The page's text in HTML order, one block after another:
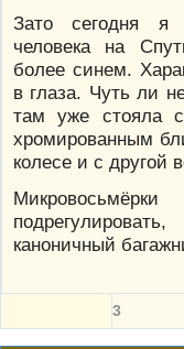
Зато сегодня я
человека на
более синем.
в глаза. Чуть ли
там уже стояла
хромированным
колесе и с другой
каноничный
3